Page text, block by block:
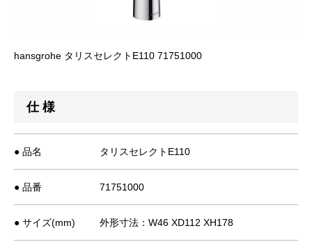
hansgrohe タリスセレクトE110 71751000
仕 様
● 品名 タリスセレクトE110
● 品番 71751000
● サイズ(mm) 外形寸法：W46 XD112 XH178